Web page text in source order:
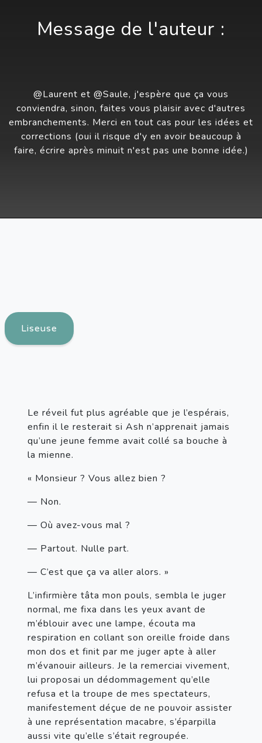
Message de l'auteur :
@Laurent et @Saule, j'espère que ça vous
conviendra, sinon, faites vous plaisir avec d'autres
embranchements. Merci en tout cas pour les idées et
corrections (oui il risque d'y en avoir beaucoup à
faire, écrire après minuit n'est pas une bonne idée.)
Liseuse
Le réveil fut plus agréable que je l’espérais,
enfin il le resterait si Ash n’apprenait jamais
qu’une jeune femme avait collé sa bouche à
la mienne.
« Monsieur ? Vous allez bien ?
— Non.
— Où avez-vous mal ?
— Partout. Nulle part.
— C’est que ça va aller alors. »
L’infirmière tâta mon pouls, sembla le juger
normal, me fixa dans les yeux avant de
m’éblouir avec une lampe, écouta ma
respiration en collant son oreille froide dans
mon dos et finit par me juger apte à aller
m’évanouir ailleurs. Je la remerciai vivement,
lui proposai un dédommagement qu’elle
refusa et la troupe de mes spectateurs,
manifestement déçue de ne pouvoir assister
à une représentation macabre, s’éparpilla
aussi vite qu’elle s’était regroupée.